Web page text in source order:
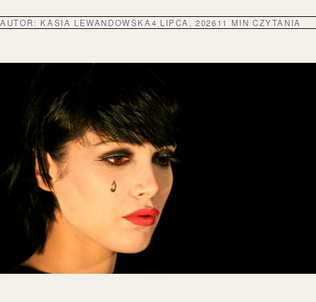
AUTOR: KASIA LEWANDOWSKA4 LIPCA, 202611 MIN CZYTANIA